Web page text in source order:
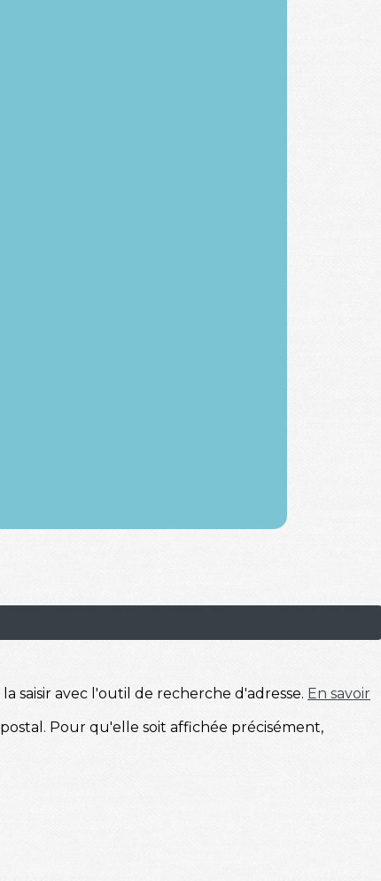
saisir avec l'outil de recherche d'adresse. En savoir
Pour qu'elle soit affichée précisément,